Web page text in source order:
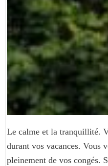
Le calme et la tranquillité.
durant vos vacances. Vous
pleinement de vos congés.